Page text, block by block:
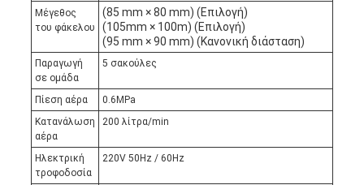
Μέγεθος
του φάκελου
(85 mm × 80 mm) (Επιλογή)
(105mm × 100m) (Επιλογή)
(95 mm × 90 mm) (Κανονική διάσταση)
Παραγωγή
σε ομάδα
5 σακούλες
Πίεση αέρα
0.6MPa
Κατανάλωση
αέρα
200 λίτρα/min
Ηλεκτρική
τροφοδοσία
220V 50Hz / 60Hz